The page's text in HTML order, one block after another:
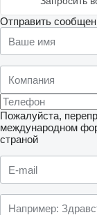
Отправить
Пожалуйста,
международном
страной